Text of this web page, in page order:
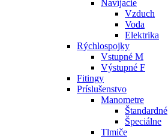
Navíjacie
Vzduch
Voda
Elektrika
Rýchlospojky
Vstupné M
Výstupné F
Fitingy
Príslušenstvo
Manometre
Štandardné
Špeciálne
Tlmiče